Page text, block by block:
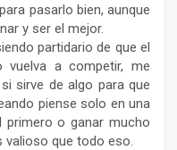
pasarlo bien, aunque
y ser el mejor.
partidario de que el
a competir, me
sirve de algo para que
piense solo en una
primero o ganar mucho
valioso que todo eso.